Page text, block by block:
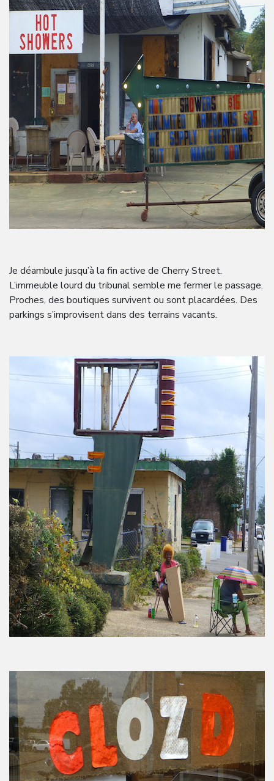
Je déambule jusqu’à la fin active de Cherry Street.
L’immeuble lourd du tribunal semble me fermer le passage.
Proches, des boutiques survivent ou sont placardées. Des
parkings s’improvisent dans des terrains vacants.